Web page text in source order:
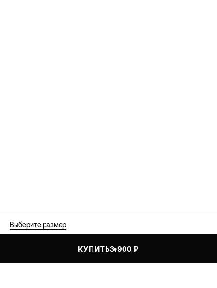
Выберите размер
КУПИТЬ3.900 ₽